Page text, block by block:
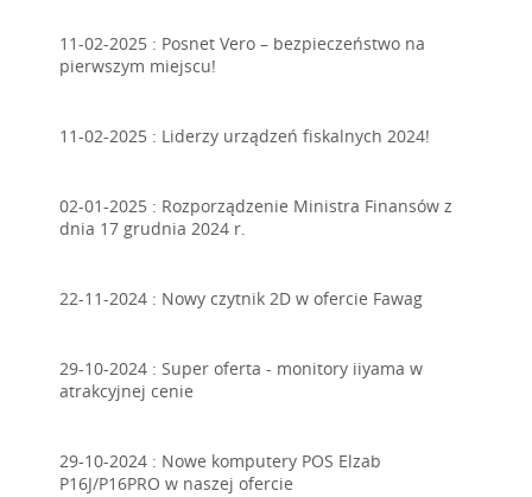
11-02-2025 : Posnet Vero – bezpieczeństwo na
pierwszym miejscu!
11-02-2025 : Liderzy urządzeń fiskalnych 2024!
02-01-2025 : Rozporządzenie Ministra Finansów z
dnia 17 grudnia 2024 r.
22-11-2024 : Nowy czytnik 2D w ofercie Fawag
29-10-2024 : Super oferta - monitory iiyama w
atrakcyjnej cenie
29-10-2024 : Nowe komputery POS Elzab
P16J/P16PRO w naszej ofercie